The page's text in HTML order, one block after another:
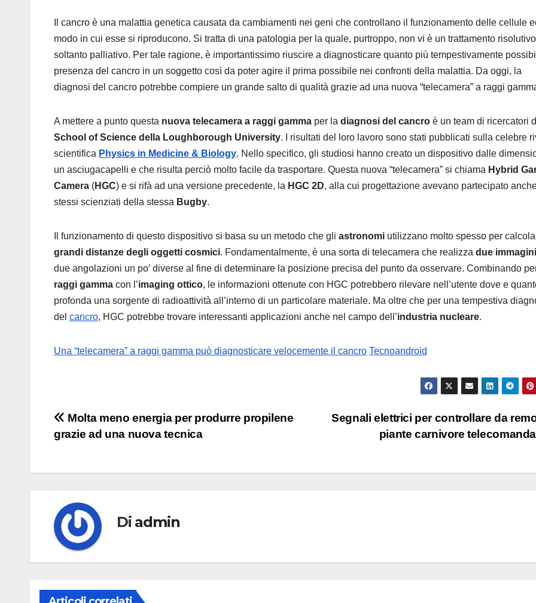
Il cancro è una malattia genetica causata da cambiamenti nei geni che controllano il funzionamento delle cellule
modo in cui esse si riproducono. Si tratta di una patologia per la quale, purtroppo, non vi è un trattamento
soltanto palliativo. Per tale ragione, è importantissimo riuscire a diagnosticare quanto più tempestivamente
presenza del cancro in un soggetto così da poter agire il prima possibile nei confronti della malattia. Da oggi, la
diagnosi del cancro potrebbe compiere un grande salto di qualità grazie ad una nuova “telecamera” a raggi
A mettere a punto questa nuova telecamera a raggi gamma per la diagnosi del cancro è un team di ricercatori
School of Science della Loughborough University. I risultati del loro lavoro sono stati pubblicati sulla celebre
scientifica Physics in Medicine & Biology. Nello specifico, gli studiosi hanno creato un dispositivo dalle
un asciugacapelli e che risulta perciò molto facile da trasportare. Questa nuova “telecamera” si chiama Hybrid
Camera (HGC) e si rifà ad una versione precedente, la HGC 2D, alla cui progettazione avevano partecipato
stessi scienziati della stessa Bugby.
Il funzionamento di questo dispositivo si basa su un metodo che gli astronomi utilizzano molto spesso per
grandi distanze degli oggetti cosmici. Fondamentalmente, è una sorta di telecamera che realizza due immagini
due angolazioni un po’ diverse al fine di determinare la posizione precisa del punto da osservare. Combinando
raggi gamma con l’imaging ottico, le informazioni ottenute con HGC potrebbero rilevare nell’utente dove e
profonda una sorgente di radioattività all’interno di un particolare materiale. Ma oltre che per una tempestiva
del cancro, HGC potrebbe trovare interessanti applicazioni anche nel campo dell’industria nucleare.
Una “telecamera” a raggi gamma può diagnosticare velocemente il cancro Tecnoandroid
Navigazione
articoli
Segnali elettrici per controllare da
piante carnivore
Molta meno energia per produrre propilene
grazie ad una nuova tecnica
Di admin
MOBILE
Nuovi
Redmi
Italia: